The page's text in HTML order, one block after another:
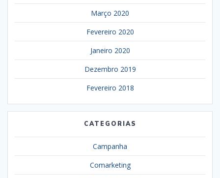
Março 2020
Fevereiro 2020
Janeiro 2020
Dezembro 2019
Fevereiro 2018
CATEGORIAS
Campanha
Comarketing